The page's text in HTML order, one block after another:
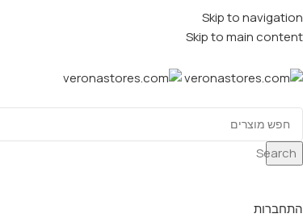
Skip to navigation
Skip to main content
Search
התחברות